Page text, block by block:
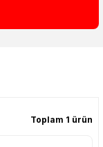
Toplam 1 ürün